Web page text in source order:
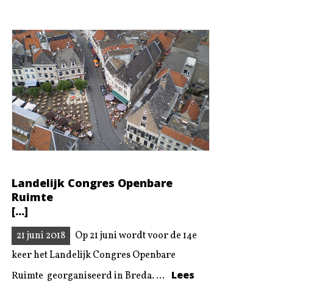
Landelijk Congres Openbare
Ruimte
[...]
21 juni 2018
Op 21 juni wordt voor de 14e
keer het Landelijk Congres Openbare
Ruimte georganiseerd in Breda. ... Lees